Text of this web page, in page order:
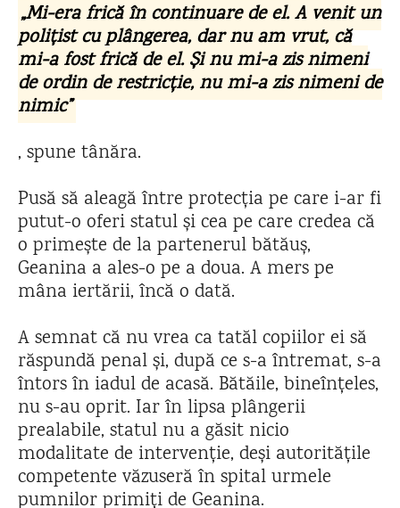
„Mi-era frică în continuare de el. A venit un
polițist cu plângerea, dar nu am vrut, că
mi-a fost frică de el. Și nu mi-a zis nimeni
de ordin de restricție, nu mi-a zis nimeni de
nimic”
, spune tânăra.
Pusă să aleagă între protecția pe care i-ar fi
putut-o oferi statul și cea pe care credea că
o primește de la partenerul bătăuș,
Geanina a ales-o pe a doua. A mers pe
mâna iertării, încă o dată.
A semnat că nu vrea ca tatăl copiilor ei să
răspundă penal și, după ce s-a întremat, s-a
întors în iadul de acasă. Bătăile, bineînțeles,
nu s-au oprit. Iar în lipsa plângerii
prealabile, statul nu a găsit nicio
modalitate de intervenție, deși autoritățile
competente văzuseră în spital urmele
pumnilor primiți de Geanina.